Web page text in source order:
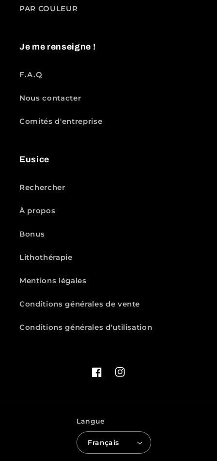
PAR COULEUR
Je me renseigne !
F.A.Q
Nous contacter
Comités d'entreprise
Eusice
Rechercher
À propos
Bonus
Lithothérapie
Mentions légales
Conditions générales de vente
Conditions générales d'utilisation
FacebookInstagram
Langue
Français